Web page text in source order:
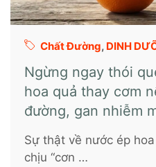
Chất Đường, DINH
Ngừng ngay thói
hoa quả thay cơm
đường, gan nhiễm
Sự thật về nước ép
chịu “cơn …